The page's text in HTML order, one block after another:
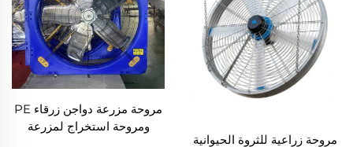
مروحة زراعية للثروة الحيوانية
مروحة مزرعة دواجن زرقاء PE
ومروحة استخراج لمزرعة